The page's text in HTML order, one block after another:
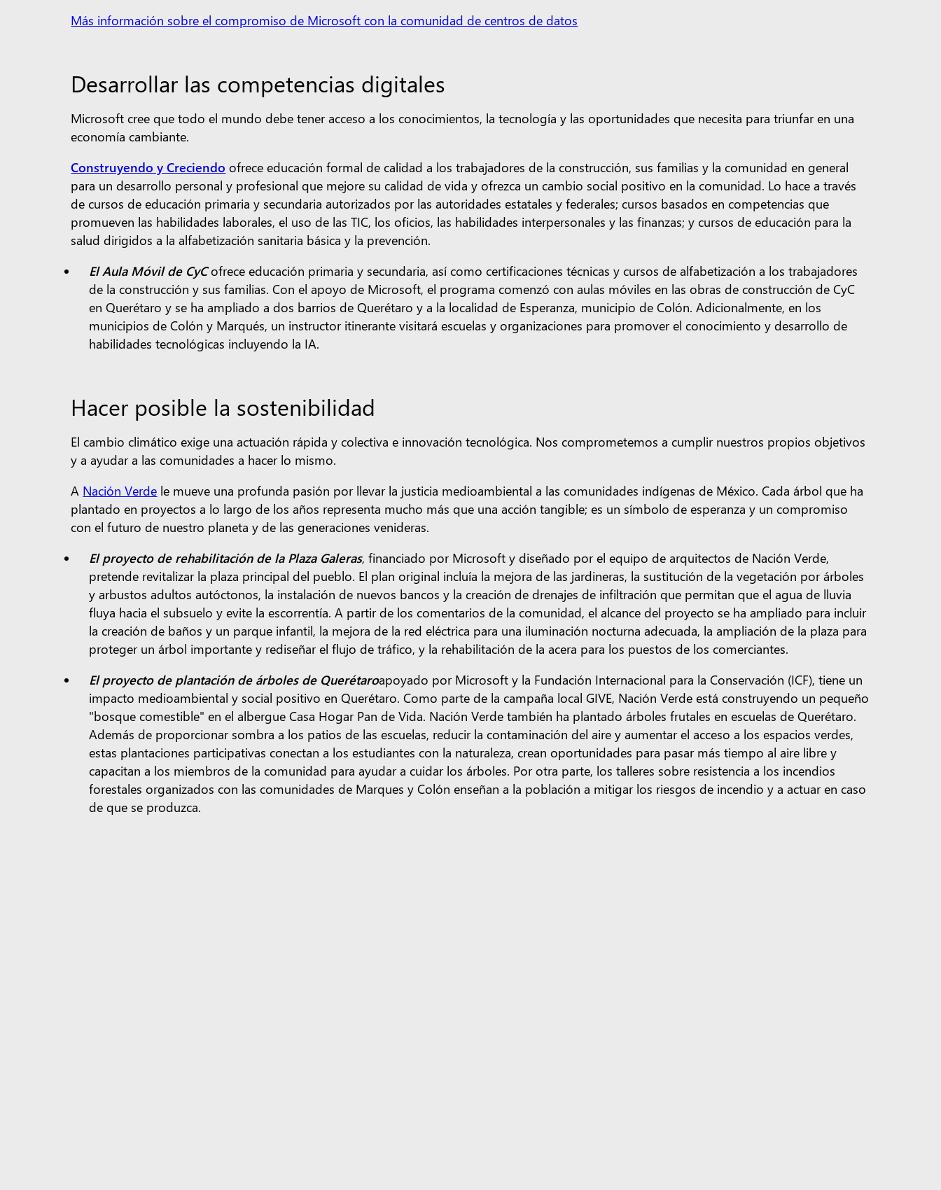
Más información sobre el compromiso de Microsoft con la comunidad de centros de datos
Desarrollar las competencias digitales
Microsoft cree que todo el mundo debe tener acceso a los conocimientos, la tecnología y las oportunidades que necesita para triunfar en una
economía cambiante.
Construyendo y Creciendo ofrece educación formal de calidad a los trabajadores de la construcción, sus familias y la comunidad en general
para un desarrollo personal y profesional que mejore su calidad de vida y ofrezca un cambio social positivo en la comunidad. Lo hace a través
de cursos de educación primaria y secundaria autorizados por las autoridades estatales y federales; cursos basados en competencias que
promueven las habilidades laborales, el uso de las TIC, los oficios, las habilidades interpersonales y las finanzas; y cursos de educación para la
salud dirigidos a la alfabetización sanitaria básica y la prevención.
El Aula Móvil de CyCofrece educación primaria y secundaria, así como certificaciones técnicas y cursos de alfabetización a los trabajadores
de la construcción y sus familias. Con el apoyo de Microsoft, el programa comenzó con aulas móviles en las obras de construcción de CyC
en Querétaro y se ha ampliado a dos barrios de Querétaro y a la localidad de Esperanza, municipio de Colón. Adicionalmente, en los
municipios de Colón y Marqués, un instructor itinerante visitará escuelas y organizaciones para promover el conocimiento y desarrollo de
habilidades tecnológicas incluyendo la IA.
Hacer posible la sostenibilidad
El cambio climático exige una actuación rápida y colectiva e innovación tecnológica. Nos comprometemos a cumplir nuestros propios objetivos
y a ayudar a las comunidades a hacer lo mismo.
A Nación Verde le mueve una profunda pasión por llevar la justicia medioambiental a las comunidades indígenas de México. Cada árbol que ha
plantado en proyectos a lo largo de los años representa mucho más que una acción tangible; es un símbolo de esperanza y un compromiso
con el futuro de nuestro planeta y de las generaciones venideras.
El proyecto de rehabilitación de la Plaza Galeras, financiado por Microsoft y diseñado por el equipo de arquitectos de Nación Verde,
pretende revitalizar la plaza principal del pueblo. El plan original incluía la mejora de las jardineras, la sustitución de la vegetación por árboles
y arbustos adultos autóctonos, la instalación de nuevos bancos y la creación de drenajes de infiltración que permitan que el agua de lluvia
fluya hacia el subsuelo y evite la escorrentía. A partir de los comentarios de la comunidad, el alcance del proyecto se ha ampliado para incluir
la creación de baños y un parque infantil, la mejora de la red eléctrica para una iluminación nocturna adecuada, la ampliación de la plaza para
proteger un árbol importante y rediseñar el flujo de tráfico, y la rehabilitación de la acera para los puestos de los comerciantes.
El proyecto de plantación de árboles de Querétaroapoyado por Microsoft y la Fundación Internacional para la Conservación (ICF), tiene un
impacto medioambiental y social positivo en Querétaro. Como parte de la campaña local GIVE, Nación Verde está construyendo un pequeño
"bosque comestible" en el albergue Casa Hogar Pan de Vida. Nación Verde también ha plantado árboles frutales en escuelas de Querétaro.
Además de proporcionar sombra a los patios de las escuelas, reducir la contaminación del aire y aumentar el acceso a los espacios verdes,
estas plantaciones participativas conectan a los estudiantes con la naturaleza, crean oportunidades para pasar más tiempo al aire libre y
capacitan a los miembros de la comunidad para ayudar a cuidar los árboles. Por otra parte, los talleres sobre resistencia a los incendios
forestales organizados con las comunidades de Marques y Colón enseñan a la población a mitigar los riesgos de incendio y a actuar en caso
de que se produzca.